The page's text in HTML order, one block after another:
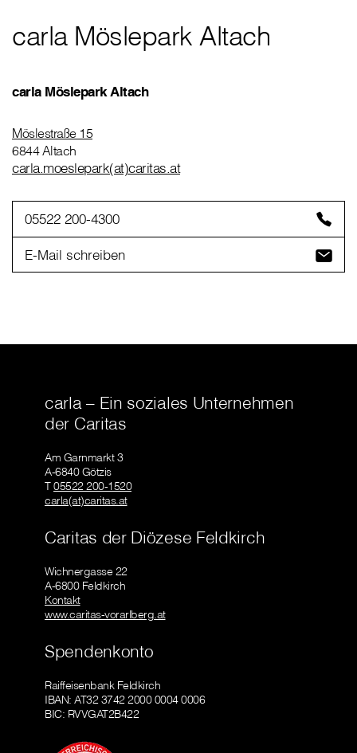
carla Möslepark Altach
carla Möslepark Altach
Möslestraße 15
6844 Altach
carla.moeslepark(at)caritas.at
05522 200-4300
E-Mail schreiben
carla – Ein soziales Unternehmen
der Caritas
Am Garnmarkt 3
A-6840 Götzis
T05522 200-1520
carla(at)caritas.at
Caritas der Diözese Feldkirch
Wichnergasse 22
A-6800 Feldkirch
Kontakt
www.caritas-vorarlberg.at
Spendenkonto
Raiffeisenbank Feldkirch
IBAN: AT32 3742 2000 0004 0006
BIC: RVVGAT2B422